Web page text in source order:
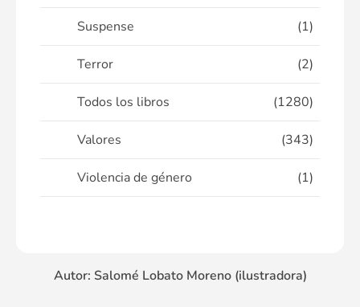
Suspense (1)
Terror (2)
Todos los libros (1280)
Valores (343)
Violencia de género (1)
Autor: Salomé Lobato Moreno (ilustradora)